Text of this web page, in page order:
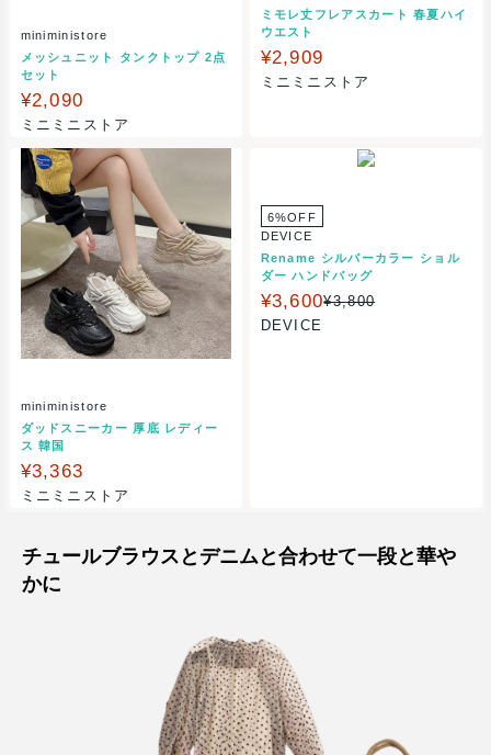
miniministore
メッシュニット タンクトップ 2点
セット
¥2,090
ミニミニストア
ミモレ丈フレアスカート 春夏ハイ
ウエスト
¥2,909
ミニミニストア
miniministore
ダッドスニーカー 厚底 レディー
ス 韓国
¥3,363
ミニミニストア
6%OFF
DEVICE
Rename シルバーカラー ショル
ダー ハンドバッグ
¥3,600¥3,800
DEVICE
チュールブラウスとデニムと合わせて一段と華や
かに